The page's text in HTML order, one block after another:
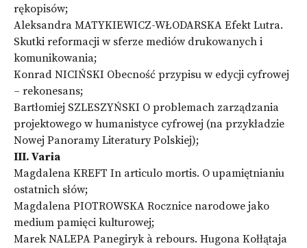
rękopisów;
Aleksandra MATYKIEWICZ-WŁODARSKA Efekt Lutra.
Skutki reformacji w sferze mediów drukowanych i
komunikowania;
Konrad NICIŃSKI Obecność przypisu w edycji cyfrowej
– rekonesans;
Bartłomiej SZLESZYŃSKI O problemach zarządzania
projektowego w humanistyce cyfrowej (na przykładzie
Nowej Panoramy Literatury Polskiej);
III. Varia
Magdalena KREFT In articulo mortis. O upamiętnianiu
ostatnich słów;
Magdalena PIOTROWSKA Rocznice narodowe jako
medium pamięci kulturowej;
Marek NALEPA Panegiryk à rebours. Hugona Kołłątaja